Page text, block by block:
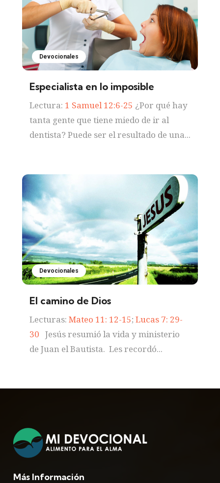
Devocionales
Especialista en lo imposible
Lectura: 1 Samuel 12:6-25 ¿Por qué hay
tanta gente que tiene miedo de ir al
dentista? Puede ser el resultado de una...
Devocionales
El camino de Dios
Lecturas: Mateo 11: 12-15; Lucas 7: 29-
30 Jesús resumió la vida y ministerio
de Juan el Bautista. Les recordó...
Más Información